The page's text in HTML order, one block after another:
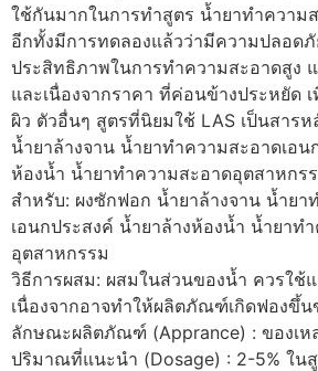
ใช้กันมากในการทำสูตร น้ำยาทำความ
อีกทั้งมีการทดลองแล้วว่ามีความปลอด
ประสิทธิภาพในการทำความสะอาดสูง
และเนื่องจากราคา ที่ค่อนข้างประหยัด
ผิว ตัวอื่นๆ สูตรที่นิยมใช้ LAS เป็นสาร
น้ำยาล้างจาน น้ำยาทำความสะอาดเอน
ห้องน้ำ น้ำยาทำความสะอาดอุตสาหกร
สำหรับ: ผงซักฟอก น้ำยาล้างจาน น้ำยา
เอนกประสงค์ น้ำยาล้างห้องน้ำ น้ำยาท
อุตสาหกรรม
วิธีการผสม: ผสมในส่วนของน้ำ ควรใช้
เนื่องจากอาจทำให้ผลิตภัณฑ์เกิดฟองขึ้
ลักษณะผลิตภัณฑ์ (Apprance) : ของเห
ปริมาณที่แนะนำ (Dosage) : 2-5% ใน